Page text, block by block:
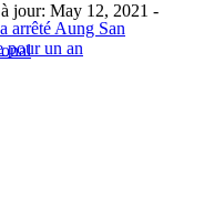
arrêté Aung San
pour un an
jour: May 12, 2021 -